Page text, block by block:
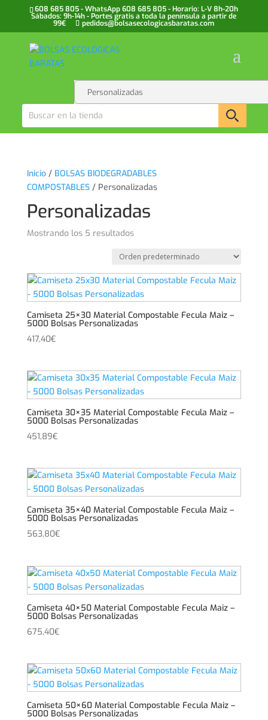
608 685 805 - WhatsApp 608 685 805 - Horario: L-V 8h-20h
Sábados: 9h-14h - Portes gratis a toda la península a partir de
99€ pedidos@bolsasecologicasbaratas.com
Inicio/ BOLSAS BIODEGRADABLES
COMPOSTABLES/ Personalizadas
Personalizadas
Mostrando los 5 resultados
Camiseta 25×30 Material Compostable Fecula Maiz –
5000 Bolsas Personalizadas
417,40€
Camiseta 30×35 Material Compostable Fecula Maiz –
5000 Bolsas Personalizadas
451,89€
Camiseta 35×40 Material Compostable Fecula Maiz –
5000 Bolsas Personalizadas
563,80€
Camiseta 40×50 Material Compostable Fecula Maiz –
5000 Bolsas Personalizadas
675,40€
Camiseta 50×60 Material Compostable Fecula Maiz –
5000 Bolsas Personalizadas